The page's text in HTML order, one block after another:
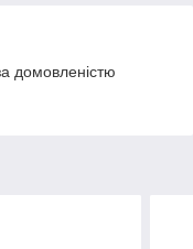
домовленістю